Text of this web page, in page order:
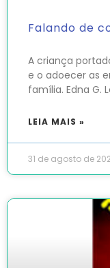
Falando de
A criança
e o adoecer as
família. Edna G.
LEIA MAIS »
31 de agosto de